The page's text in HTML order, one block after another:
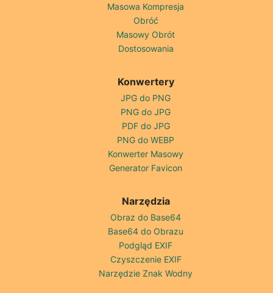
Masowa Kompresja
Obróć
Masowy Obrót
Dostosowania
Konwertery
JPG do PNG
PNG do JPG
PDF do JPG
PNG do WEBP
Konwerter Masowy
Generator Favicon
Narzędzia
Obraz do Base64
Base64 do Obrazu
Podgląd EXIF
Czyszczenie EXIF
Narzędzie Znak Wodny